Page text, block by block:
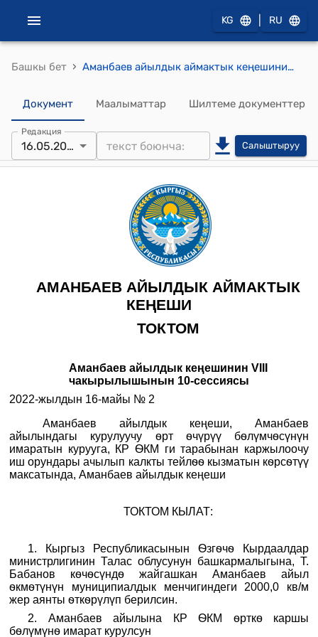
KG RU
Башкы бет › Аманбаев айылдык аймактык кеңешинин 2022-жылдын 16-майындагы № 2 "КР ӨКМ ортко каршы бөлүмүн куруу" токтому
Документ Маалыматтар Шилтеме документтер
Редакция
16.05.2022 Салыштыруу